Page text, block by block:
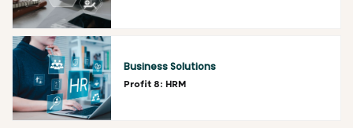
Lees meer
Business Solutions
Profit 8: HRM